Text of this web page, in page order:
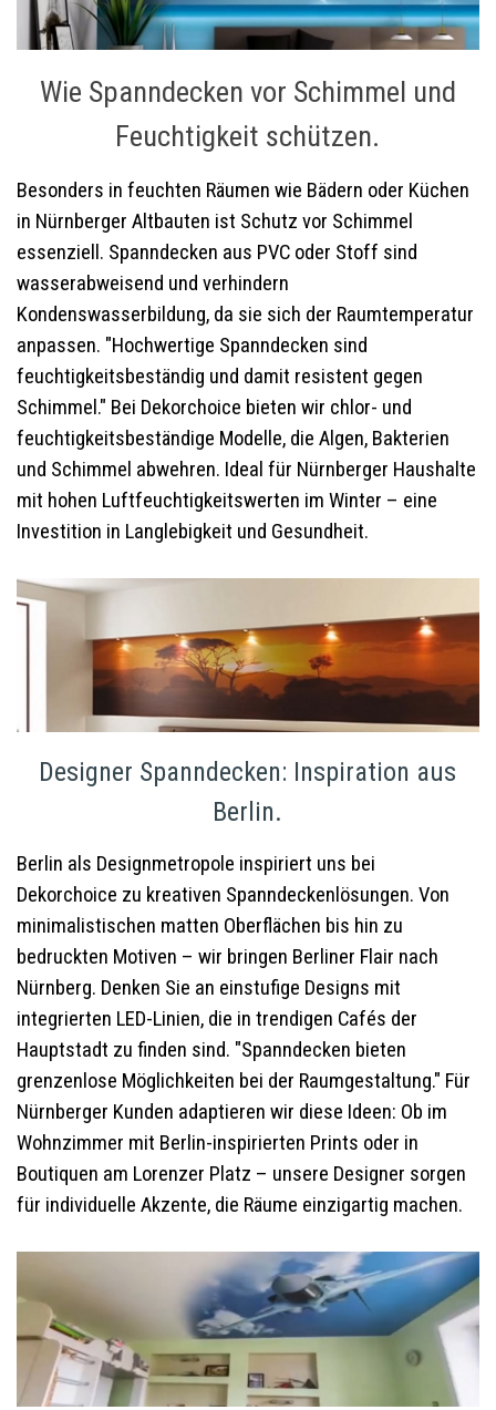
Wie Spanndecken vor Schimmel und
Feuchtigkeit schützen.
Besonders in feuchten Räumen wie Bädern oder Küchen
in Nürnberger Altbauten ist Schutz vor Schimmel
essenziell. Spanndecken aus PVC oder Stoff sind
wasserabweisend und verhindern
Kondenswasserbildung, da sie sich der Raumtemperatur
anpassen. "Hochwertige Spanndecken sind
feuchtigkeitsbeständig und damit resistent gegen
Schimmel." Bei Dekorchoice bieten wir chlor- und
feuchtigkeitsbeständige Modelle, die Algen, Bakterien
und Schimmel abwehren. Ideal für Nürnberger Haushalte
mit hohen Luftfeuchtigkeitswerten im Winter – eine
Investition in Langlebigkeit und Gesundheit.
Designer Spanndecken: Inspiration aus
Berlin.
Berlin als Designmetropole inspiriert uns bei
Dekorchoice zu kreativen Spanndeckenlösungen. Von
minimalistischen matten Oberflächen bis hin zu
bedruckten Motiven – wir bringen Berliner Flair nach
Nürnberg. Denken Sie an einstufige Designs mit
integrierten LED-Linien, die in trendigen Cafés der
Hauptstadt zu finden sind. "Spanndecken bieten
grenzenlose Möglichkeiten bei der Raumgestaltung." Für
Nürnberger Kunden adaptieren wir diese Ideen: Ob im
Wohnzimmer mit Berlin-inspirierten Prints oder in
Boutiquen am Lorenzer Platz – unsere Designer sorgen
für individuelle Akzente, die Räume einzigartig machen.